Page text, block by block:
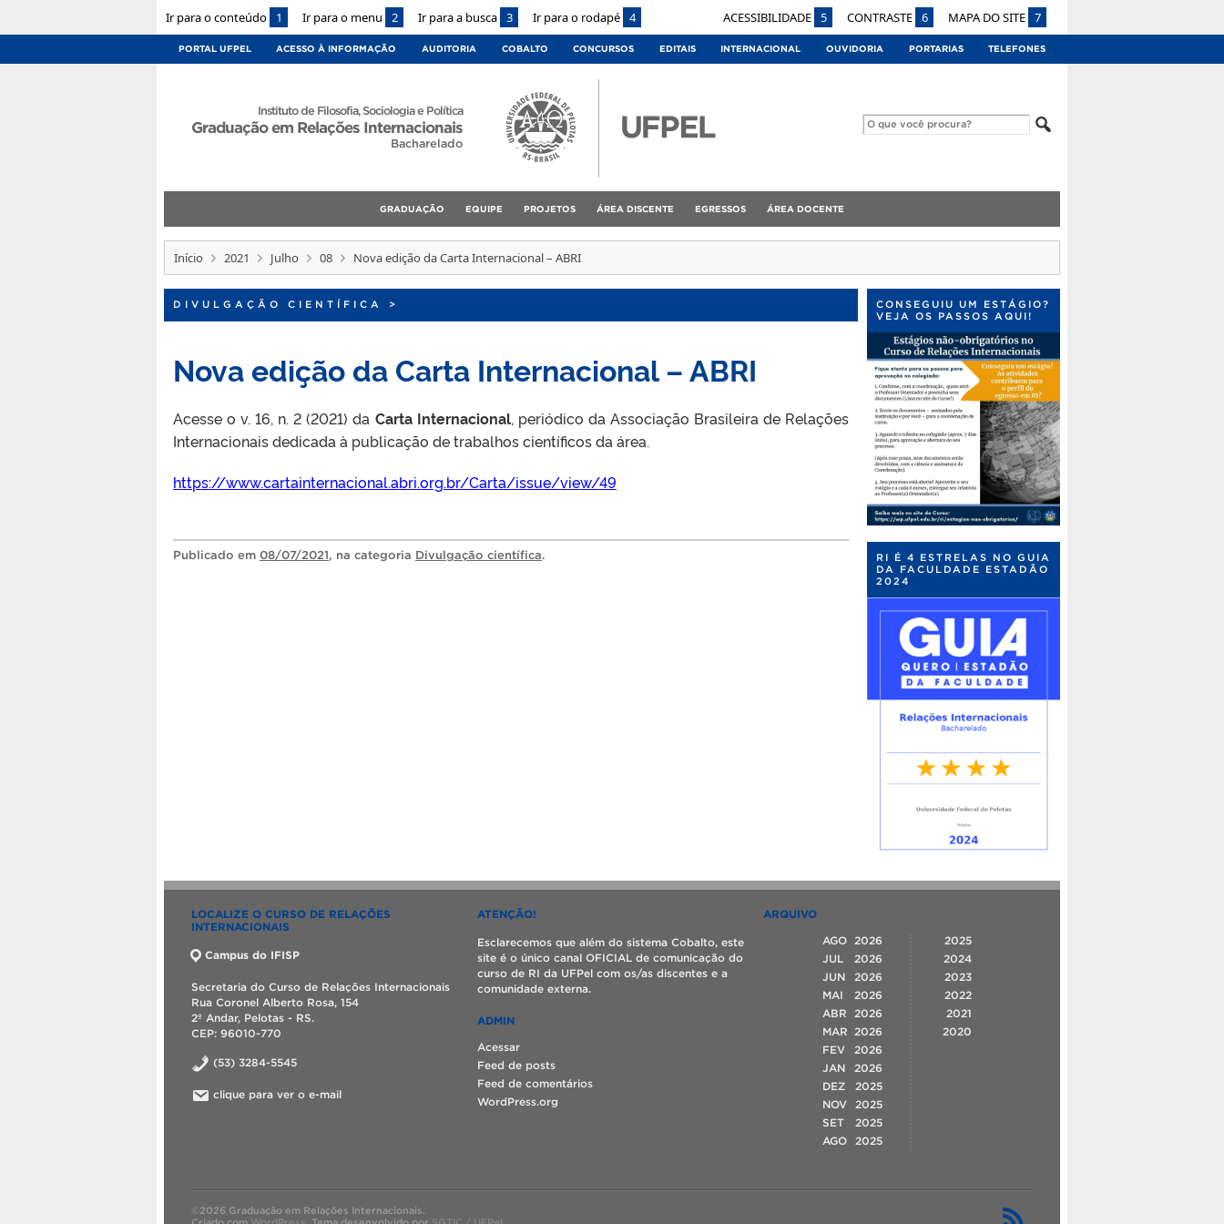
Ir para o conteúdo 1 Ir para o menu 2 Ir para a busca 3 Ir para o rodapé 4 ACESSIBILIDADE 5 CONTRASTE 6 MAPA DO SITE 7
PORTAL UFPEL ACESSO À INFORMAÇÃO AUDITORIA COBALTO CONCURSOS EDITAIS INTERNACIONAL OUVIDORIA PORTARIAS TELEFONES
Instituto de Filosofia, Sociologia e Política
Graduação em Relações Internacionais
Bacharelado
GRADUAÇÃO EQUIPE PROJETOS ÁREA DISCENTE EGRESSOS ÁREA DOCENTE
Início 2021 Julho 08 Nova edição da Carta Internacional – ABRI
DIVULGAÇÃO CIENTÍFICA >
Nova edição da Carta Internacional – ABRI
Acesse ov. 16, n. 2 (2021) da Carta Internacional, periódico da Associação Brasileira de Relações
Internacionais dedicada à publicação de trabalhos científicos da área.
https://www.cartainternacional.abri.org.br/Carta/issue/view/49
Publicado em 08/07/2021, na categoria Divulgação científica.
CONSEGUIU UM ESTÁGIO?
VEJA OS PASSOS AQUI!
RI É 4 ESTRELAS NO GUIA
DA FACULDADE ESTADÃO
2024
LOCALIZE O CURSO DE RELAÇÕES
INTERNACIONAIS
Campus do IFISP
Secretaria do Curso de Relações Internacionais
Rua Coronel Alberto Rosa, 154
2º Andar, Pelotas - RS.
CEP: 96010-770
(53) 3284-5545
clique para ver o e-mail
ATENÇÃO!
Esclarecemos que além do sistema Cobalto, este
site é o único canal OFICIAL de comunicação do
curso de RI da UFPel com os/as discentes e a
comunidade externa.
ADMIN
Acessar
Feed de posts
Feed de comentários
WordPress.org
ARQUIVO
AGO
2026
JUL
2026
JUN
2026
MAI
2026
ABR
2026
MAR
2026
FEV
2026
JAN
2026
DEZ
2025
NOV
2025
SET
2025
AGO
2025
2025
2024
2023
2022
2021
2020
©2026 Graduação em Relações Internacionais.